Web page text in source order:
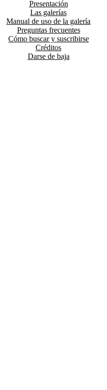
Presentación
Las galerías
Manual de uso de la galería
Preguntas frecuentes
Cómo buscar y suscribirse
Créditos
Darse de baja